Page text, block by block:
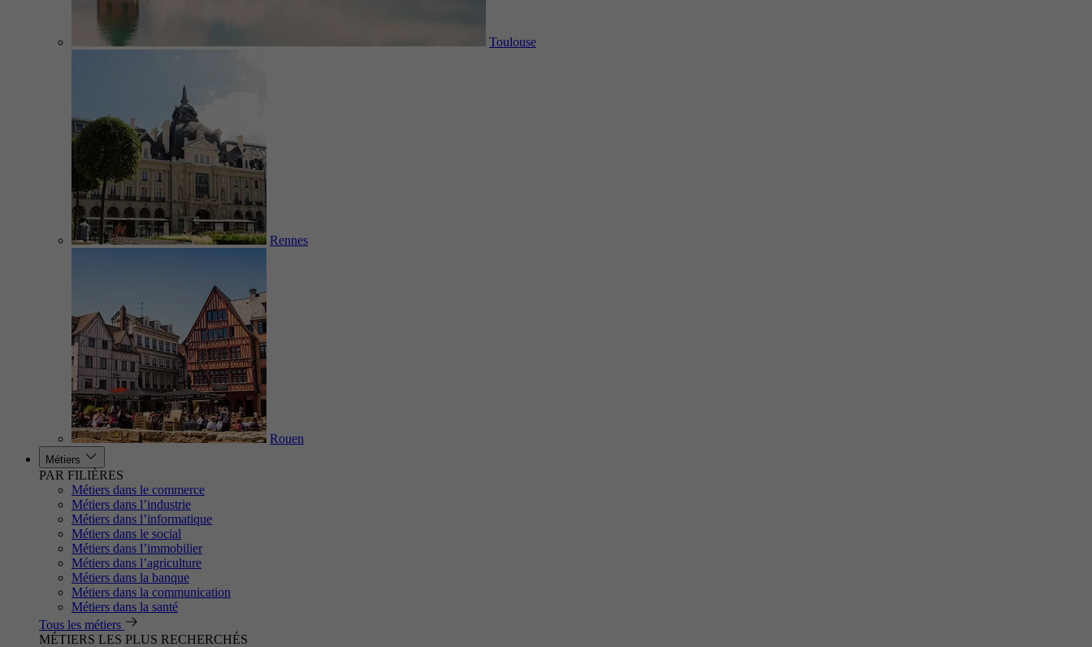
Toulouse
Rennes
Rouen
Métiers
PAR FILIÈRES
Métiers dans le commerce
Métiers dans l’industrie
Métiers dans l’informatique
Métiers dans le social
Métiers dans l’immobilier
Métiers dans l’agriculture
Métiers dans la banque
Métiers dans la communication
Métiers dans la santé
Tous les métiers
MÉTIERS LES PLUS RECHERCHÉS